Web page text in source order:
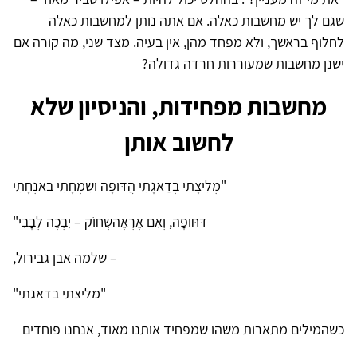
שגם לך יש מחשבות כאלה. אם אתה נותן למחשבות כאלה
לחלוף בראשך, ולא מפחד מהן, אין בעיה. מצד שני, מה קורה אם
ישנן מחשבות שמעוררות חרדה גדולה?
מחשבות מפחידות, והניסיון שלא
לחשוב אותן
"מְלִיצָתִי בְדַאגָתִי הֲדּופָה ושִמְחָתִי באנְחָתִי
דּחּופָה, וְאִם אֶרְאֶהשְחוֹק – יִבְכֶה לְבָבִי"
– שלמה אבן גבירול,
"מליצתי בדאגתי"
כשהמילים מתארות משהו שמפחיד אותנו מאוד, אנחנו פוחדים